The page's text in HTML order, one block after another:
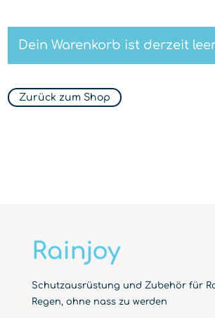
Dein Warenkorb ist derzeit
Zurück zum Shop
Schutzausrüstung und Zubehör für
Regen, ohne nass zu werden